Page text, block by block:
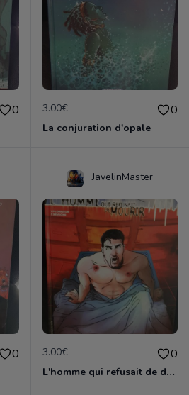
0 3.00€ 0
La conjuration d'opale
0
JavelinMaster
3.00€ 0
L'homme qui refusait de dormir